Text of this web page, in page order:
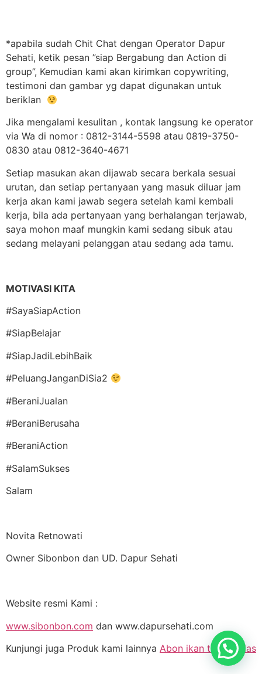
*apabila sudah Chit Chat dengan Operator Dapur
Sehati, ketik pesan ”siap Bergabung dan Action di
group”, Kemudian kami akan kirimkan copywriting,
testimoni dan gambar yg dapat digunakan untuk
beriklan
Jika mengalami kesulitan , kontak langsung ke operator
via Wa di nomor : 0812-3144-5598 atau 0819-3750-
0830 atau 0812-3640-4671
Setiap masukan akan dijawab secara berkala sesuai
urutan, dan setiap pertanyaan yang masuk diluar jam
kerja akan kami jawab segera setelah kami kembali
kerja, bila ada pertanyaan yang berhalangan terjawab,
saya mohon maaf mungkin kami sedang sibuk atau
sedang melayani pelanggan atau sedang ada tamu.
MOTIVASI KITA
#SayaSiapAction
#SiapBelajar
#SiapJadiLebihBaik
#PeluangJanganDiSia2
#BeraniJualan
#BeraniBerusaha
#BeraniAction
#SalamSukses
Salam
Novita Retnowati
Owner Sibonbon dan UD. Dapur Sehati
Website resmi Kami :
www.sibonbon.com dan www.dapursehati.com
Kunjungi juga Produk kami lainnya Abon ikan tuna pedas